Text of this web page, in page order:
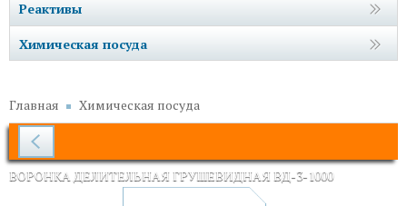
Реактивы
Химическая посуда
Главная Химическая посуда
ВОРОНКА ДЕЛИТЕЛЬНАЯ ГРУШЕВИДНАЯ ВД-3-1000